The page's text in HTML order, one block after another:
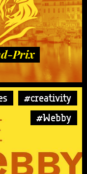
Prix
#creativity
#Webby